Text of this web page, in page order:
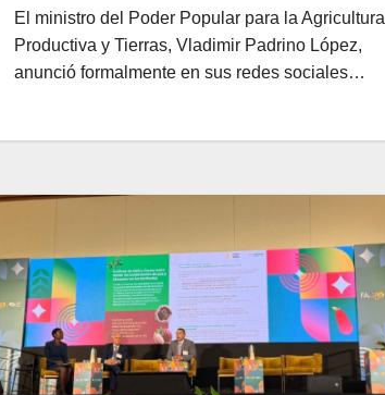
El ministro del Poder Popular para la Agricultura
Productiva y Tierras, Vladimir Padrino López,
anunció formalmente en sus redes sociales…